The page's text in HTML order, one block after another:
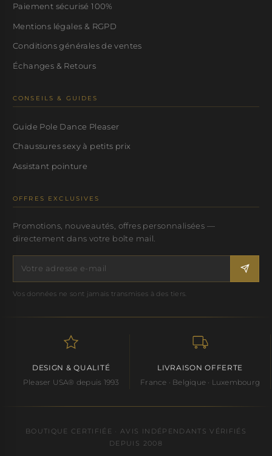
Paiement sécurisé 100%
Mentions légales & RGPD
Conditions générales de ventes
Échanges & Retours
CONSEILS & GUIDES
Guide Pole Dance Pleaser
Chaussures sexy à petits prix
Assistant pointure
OFFRES EXCLUSIVES
Promotions, nouveautés, offres personnalisées —
directement dans votre boîte mail.
Vos données ne sont jamais transmises à des tiers.
DESIGN & QUALITÉ
Pleaser USA® depuis 1993
LIVRAISON OFFERTE
France · Belgique · Luxembourg
BOUTIQUE CERTIFIÉE · AVIS INDÉPENDANTS VÉRIFIÉS
DEPUIS 2008